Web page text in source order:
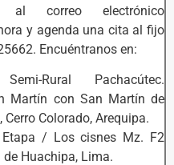
al correo electrónico
y agenda una cita al fijo
Encuéntranos en:
Rural Pachacútec.
Martín con San Martín de
Cerro Colorado, Arequipa.
/ Los cisnes Mz. F2
Huachipa, Lima.